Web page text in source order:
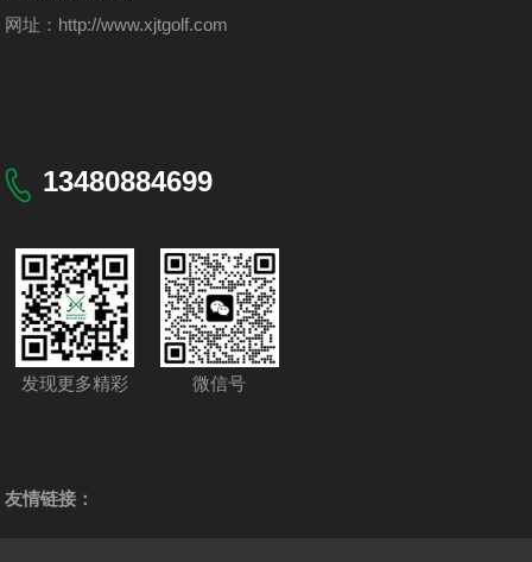
网址： http://www.xjtgolf.com
13480884699
发现更多精彩 微信号
友情链接：